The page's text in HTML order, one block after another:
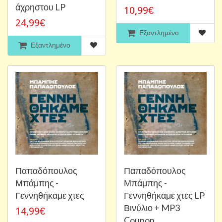
άχρηστου LP
24,99€
Εξαντλημένο
10,99€
Εξαντλημένο
Παπαδόπουλος
Μπάμπης -
Γεννηθήκαμε χτες
14,99€
Παπαδόπουλος
Μπάμπης -
Γεννηθήκαμε χτες LP
Βινύλιο + MP3